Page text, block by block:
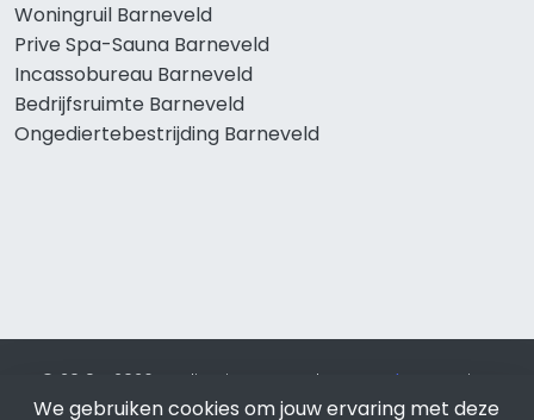
Woningruil Barneveld
Prive Spa-Sauna Barneveld
Incassobureau Barneveld
Bedrijfsruimte Barneveld
Ongediertebestrijding Barneveld
© 2019 - 2026 Realisatie en SEO door SEO-bureau
Lion
Internet. Betaal alleen voor bewezen resultaten?SEO
We gebruiken cookies om jouw ervaring met deze